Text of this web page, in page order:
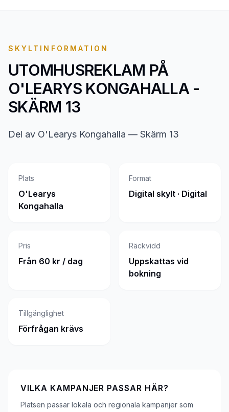
SKYLTINFORMATION
UTOMHUSREKLAM PÅ
O'LEARYS KONGAHALLA -
SKÄRM 13
Del av O'Learys Kongahalla — Skärm 13
Plats
O'Learys
Kongahalla
Format
Digital skylt · Digital
Pris
Från 60 kr / dag
Räckvidd
Uppskattas vid
bokning
Tillgänglighet
Förfrågan krävs
VILKA KAMPANJER PASSAR HÄR?
Platsen passar lokala och regionala kampanjer som